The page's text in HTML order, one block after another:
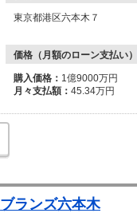
東京都港区六本木７
価格（月額のローン支払い）
購入価格： 1億9000万円
月々支払額： 45.34万円
ブランズ六本木